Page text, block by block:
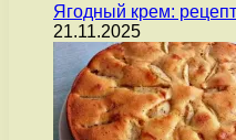
Ягодный крем:
21.11.2025